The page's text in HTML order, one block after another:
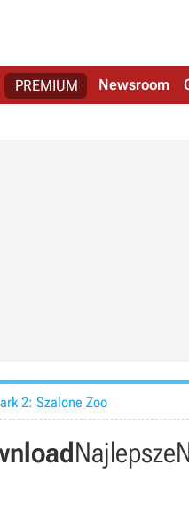
PREMIUM Newsroom
2: Szalone Zoo
Najlepsze